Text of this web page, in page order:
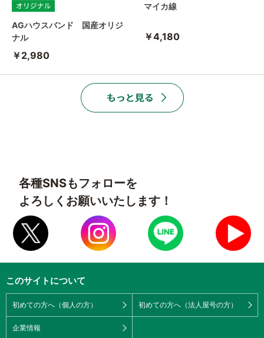
AGハウスバンド 国産オリジ
ナル
￥2,980
マイカ線
￥4,180
各種SNSもフォローを
よろしくお願いいたします！
このサイトについて
初めての方へ（個人の方） 初めての方へ（法人屋号の方）
企業情報